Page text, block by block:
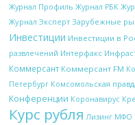
Журнал Профиль Журнал РБК
Журнал Эксперт Зарубежные
Инвестиции Инвестиции в
развлечений Интерфакс
Коммерсант Коммерсант FM
Петербург Комсомольская
Конференции Коронавирус
Курс рубля Лизинг МФО